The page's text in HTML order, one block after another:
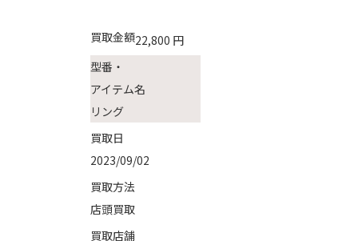
買取金額22,800 円
型番・
アイテム名
リング
買取日
2023/09/02
買取方法
店頭買取
買取店舗